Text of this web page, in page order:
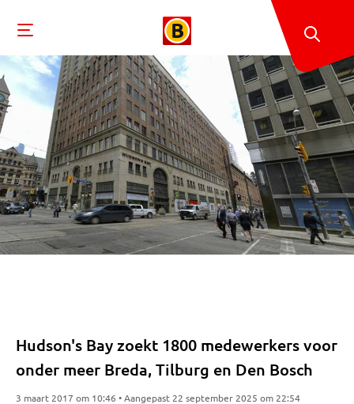
Hudson's Bay zoekt 1800 medewerkers voor
onder meer Breda, Tilburg en Den Bosch
3 maart 2017 om 10:46 • Aangepast 22 september 2025 om 22:54